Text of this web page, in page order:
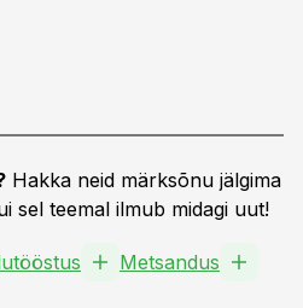
Hakka neid märksõnu jälgima
sel teemal ilmub midagi uut!
Metsandus